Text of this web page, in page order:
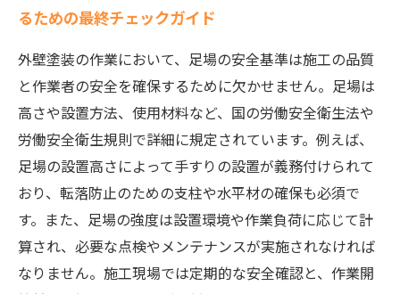
るための最終チェックガイド
外壁塗装の作業において、足場の安全基準は施工の品質
と作業者の安全を確保するために欠かせません。足場は
高さや設置方法、使用材料など、国の労働安全衛生法や
労働安全衛生規則で詳細に規定されています。例えば、
足場の設置高さによって手すりの設置が義務付けられて
おり、転落防止のための支柱や水平材の確保も必須で
す。また、足場の強度は設置環境や作業負荷に応じて計
算され、必要な点検やメンテナンスが実施されなければ
なりません。施工現場では定期的な安全確認と、作業開